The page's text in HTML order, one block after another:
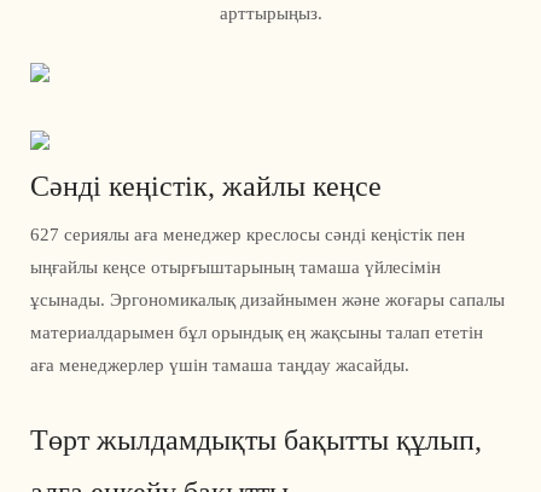
арттырыңыз.
Сәнді кеңістік, жайлы кеңсе
627 сериялы аға менеджер креслосы сәнді кеңістік пен
ыңғайлы кеңсе отырғыштарының тамаша үйлесімін
ұсынады. Эргономикалық дизайнымен және жоғары сапалы
материалдарымен бұл орындық ең жақсыны талап ететін
аға менеджерлер үшін тамаша таңдау жасайды.
Төрт жылдамдықты бақытты құлып,